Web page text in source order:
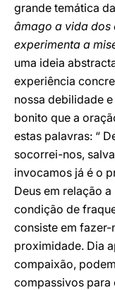
grande temática da
âmago a vida dos
experimenta a
uma ideia
experiência
nossa debilidade
bonito que a
estas palavras: “
socorrei-nos,
invocamos já é o
Deus em relação
condição de
consiste em fazer-
proximidade. Dia
compaixão,
compassivos para